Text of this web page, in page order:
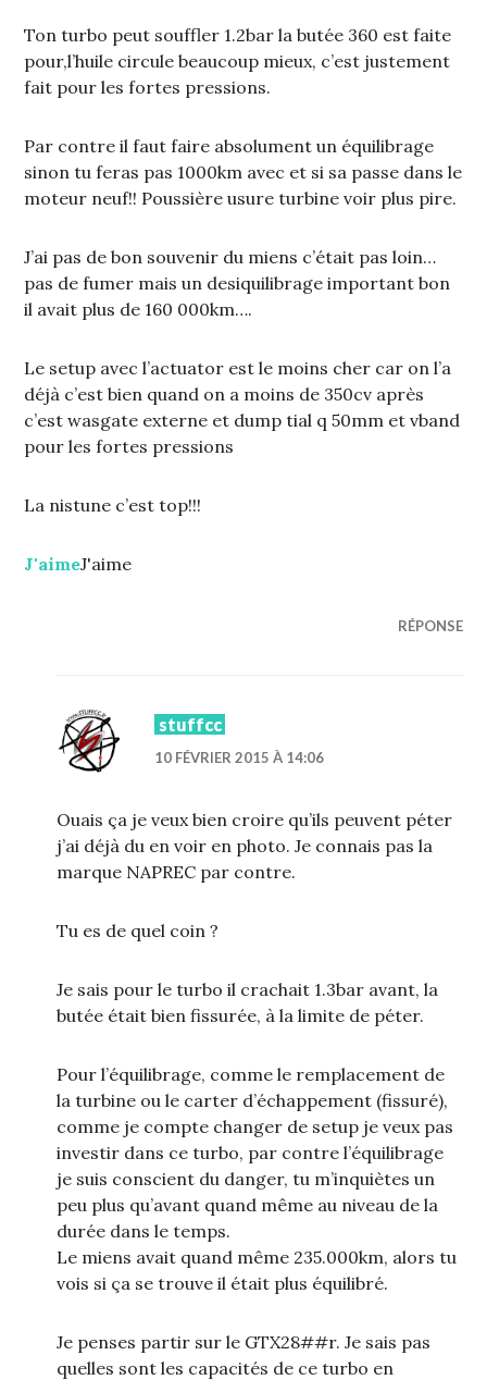
Ton turbo peut souffler 1.2bar la butée 360 est faite
pour,l’huile circule beaucoup mieux, c’est justement
fait pour les fortes pressions.
Par contre il faut faire absolument un équilibrage
sinon tu feras pas 1000km avec et si sa passe dans le
moteur neuf!! Poussière usure turbine voir plus pire.
J’ai pas de bon souvenir du miens c’était pas loin…
pas de fumer mais un desiquilibrage important bon
il avait plus de 160 000km….
Le setup avec l’actuator est le moins cher car on l’a
déjà c’est bien quand on a moins de 350cv après
c’est wasgate externe et dump tial q 50mm et vband
pour les fortes pressions
La nistune c’est top!!!
J'aimeJ'aime
RÉPONSE
stuffcc
10 FÉVRIER 2015 À 14:06
Ouais ça je veux bien croire qu’ils peuvent péter
j’ai déjà du en voir en photo. Je connais pas la
marque NAPREC par contre.
Tu es de quel coin ?
Je sais pour le turbo il crachait 1.3bar avant, la
butée était bien fissurée, à la limite de péter.
Pour l’équilibrage, comme le remplacement de
la turbine ou le carter d’échappement (fissuré),
comme je compte changer de setup je veux pas
investir dans ce turbo, par contre l’équilibrage
je suis conscient du danger, tu m’inquiètes un
peu plus qu’avant quand même au niveau de la
durée dans le temps.
Le miens avait quand même 235.000km, alors tu
vois si ça se trouve il était plus équilibré.
Je penses partir sur le GTX28##r. Je sais pas
quelles sont les capacités de ce turbo en